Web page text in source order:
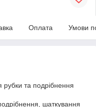
Оплата Умови
рубки та подрібнення
шаткування